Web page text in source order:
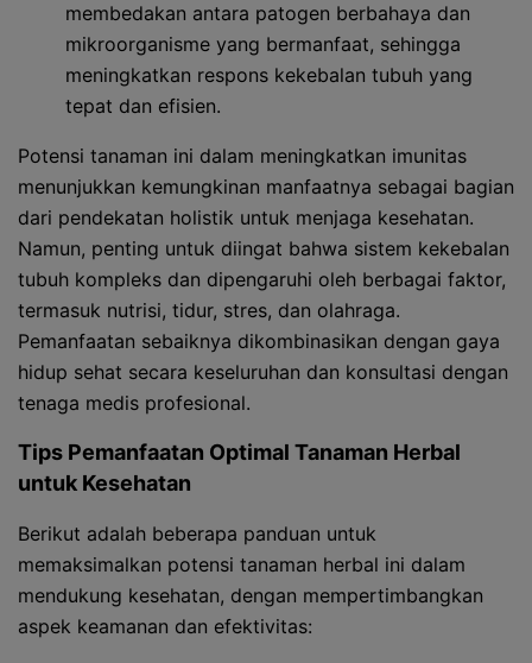
membedakan antara patogen berbahaya dan
mikroorganisme yang bermanfaat, sehingga
meningkatkan respons kekebalan tubuh yang
tepat dan efisien.
Potensi tanaman ini dalam meningkatkan imunitas
menunjukkan kemungkinan manfaatnya sebagai bagian
dari pendekatan holistik untuk menjaga kesehatan.
Namun, penting untuk diingat bahwa sistem kekebalan
tubuh kompleks dan dipengaruhi oleh berbagai faktor,
termasuk nutrisi, tidur, stres, dan olahraga.
Pemanfaatan sebaiknya dikombinasikan dengan gaya
hidup sehat secara keseluruhan dan konsultasi dengan
tenaga medis profesional.
Tips Pemanfaatan Optimal Tanaman Herbal
untuk Kesehatan
Berikut adalah beberapa panduan untuk
memaksimalkan potensi tanaman herbal ini dalam
mendukung kesehatan, dengan mempertimbangkan
aspek keamanan dan efektivitas: